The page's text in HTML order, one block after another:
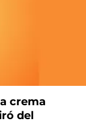
crema
del